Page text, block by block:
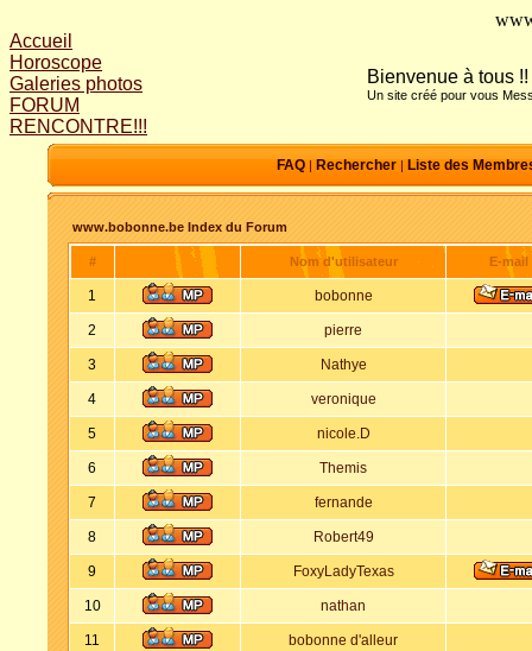
Accueil
Horoscope
Galeries photos
FORUM
RENCONTRE!!!
Bienvenue à tous !!
Un site créé pour vous
FAQ| Rechercher| Liste des
www.bobonne.be Index du Forum
# Nom d'utilisateur E-mail
1 bobonne
2 pierre
3 Nathye
4 veronique
5 nicole.D
6 Themis
7 fernande
8 Robert49
9 FoxyLadyTexas
10 nathan
11 bobonne d'alleur